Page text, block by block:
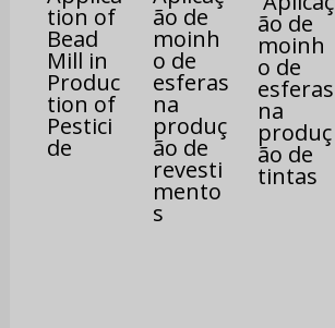
tion of
Bead
Mill in
Produc
tion of
Pestici
de
ão de
moinh
o de
esferas
na
produç
ão de
revesti
mento
s
ão de
moinh
o de
esferas
na
produç
ão de
tintas